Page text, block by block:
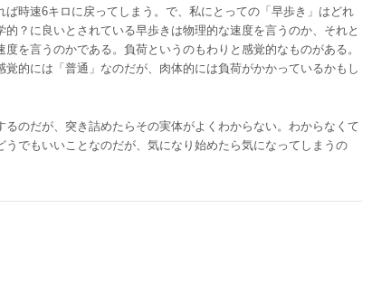
時速6キロに戻ってしまう。で、私にとっての「早歩き」はどれ
？に良いとされている早歩きは物理的な速度を言うのか、それと
を言うのかである。負荷というのもわりと感覚的なものがある。
的には「普通」なのだが、肉体的には負荷がかかっているかもし
のだが、突き詰めたらその実体がよくわからない。わからなくて
うでもいいことなのだが、気になり始めたら気になってしまうの